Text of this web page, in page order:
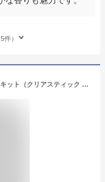
）
SHISEIDO(資生堂) メン UVプロテクターキット（クリアスティック UV プロテクター）（限定品）